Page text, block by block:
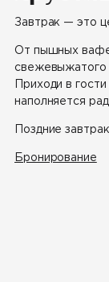
Завтрак — это
От пышных
свежевыжатого
Приходи в
наполняется
Поздние
Бронирование